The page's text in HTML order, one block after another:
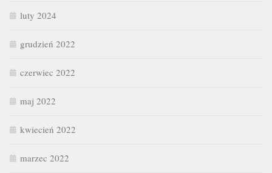
luty 2024
grudzień 2022
czerwiec 2022
maj 2022
kwiecień 2022
marzec 2022